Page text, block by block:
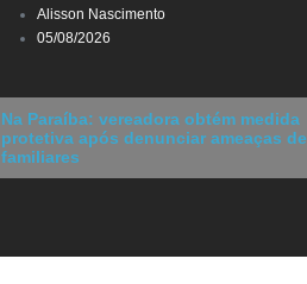
Alisson Nascimento
05/08/2026
Na Paraíba: vereadora obtém medida
protetiva após denunciar ameaças de
familiares